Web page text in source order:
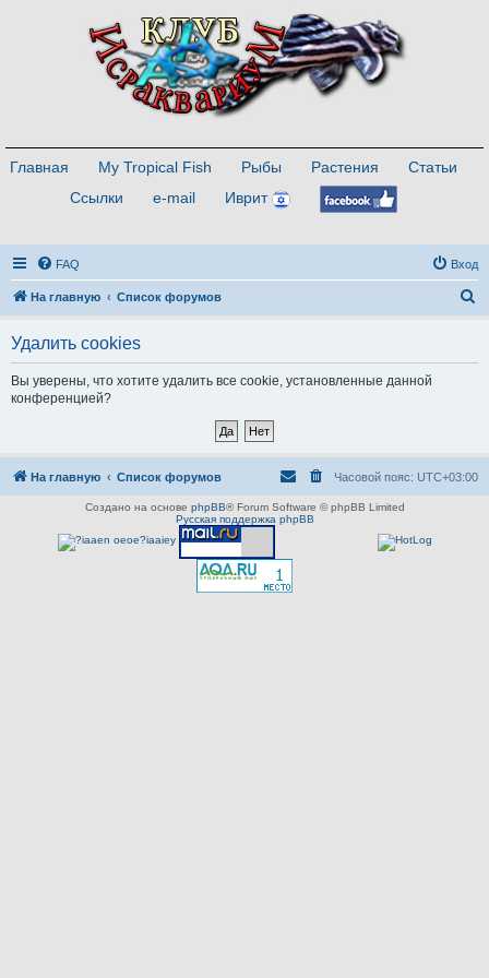
Главная My Tropical Fish Рыбы Растения
Статьи
Ссылки
e-mail Иврит
FAQ Вход
На главную Список форумов
Удалить cookies
Вы уверены, что хотите удалить все cookie, установленные данной
конференцией?
На главную Список форумов Часовой пояс: UTC+03:00
Создано на основе phpBB® Forum Software © phpBB Limited
Русская поддержка phpBB